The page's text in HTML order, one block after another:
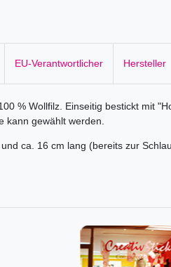
EU-Verantwortlicher Hersteller
% Wollfilz. Einseitig bestickt mit
kann gewählt werden.
ca. 16 cm lang (bereits zur